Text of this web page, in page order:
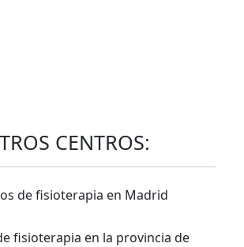
CENTROS:
de fisioterapia en Madrid
fisioterapia en la provincia de